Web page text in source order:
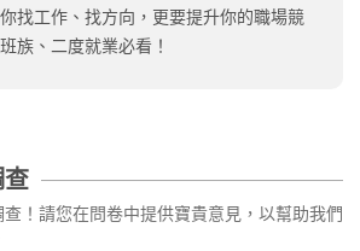
找工作、找方向，更要提升你的職場競
族、二度就業必看！
查
！請您在問卷中提供寶貴意見，以幫助我們